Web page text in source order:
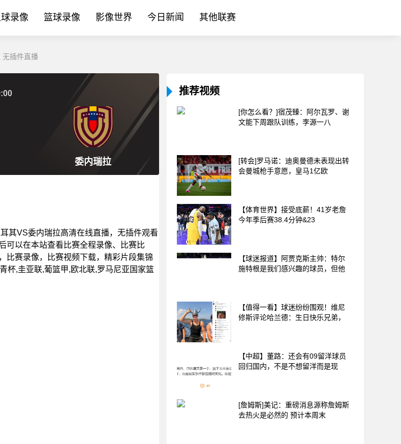
录像 篮球录像 影像世界 今日新闻 其他联赛
无插件直播
委内瑞拉
其VS委内瑞拉高清在线直播，无插件观看
可以在本站查看比赛全程录像、比赛比
比赛录像，比赛视频下载，精彩片段集锦
杯,圭亚联,葡篮甲,欧北联,罗马尼亚国家篮
推荐视频
[你怎么看？]宿茂臻：阿尔瓦罗、谢
文能下周跟队训练，李源一八
[转会]罗马诺：迪奥曼德未表现出转
会曼城枪手意愿，皇马1亿欧
【体育世界】接受底薪！41岁老詹
今年季后赛38.4分钟&23
【球迷报道】阿贾克斯主帅：特尔
施特根是我们感兴趣的球员，但他
【值得一看】球迷纷纷围观！维尼
修斯评论哈兰德：生日快乐兄弟，
【中超】董路：还会有09留洋球员
回归国内，不是不想留洋而是现
[詹姆斯]美记：重磅消息源称詹姆斯
去热火是必然的 预计本周末